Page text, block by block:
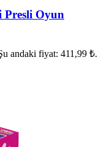
Presli Oyun
andaki fiyat: 411,99 ₺.